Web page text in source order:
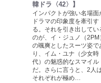
韓ドラ〈42〉】
インパクトが強い名場面
ドラマの印象度を牽引す
る。それを引き出してい
のが、イ・ジュノ（2PM
の颯爽としたスーツ姿で
り、イム・ユナ（少女時
代）の魅惑的なスマイル
だ。さらに言うと、2人
それぞれが極め…